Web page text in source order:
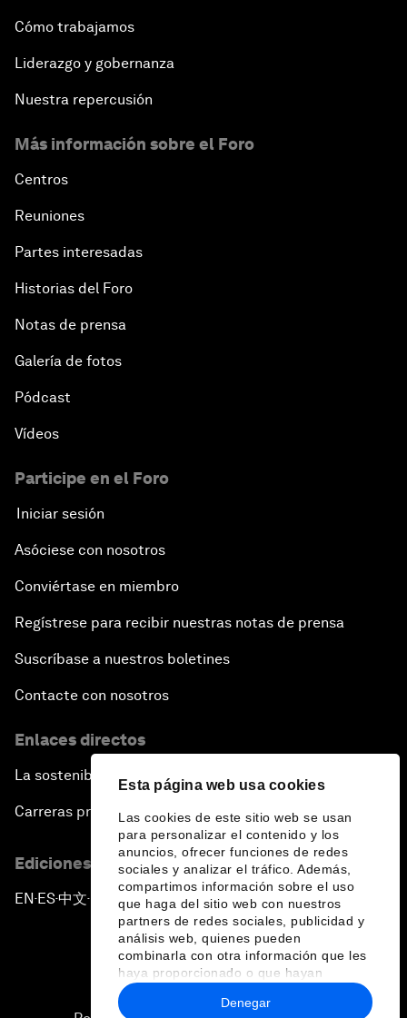
Esta página web usa cookies
Las cookies de este sitio web se usan
para personalizar el contenido y los
anuncios, ofrecer funciones de redes
sociales y analizar el tráfico. Además,
compartimos información sobre el uso
que haga del sitio web con nuestros
partners de redes sociales, publicidad y
análisis web, quienes pueden
combinarla con otra información que les
haya proporcionado o que hayan
recopilado a partir del uso que haya
hecho de sus servicios.
Denegar
Cómo trabajamos
Liderazgo y gobernanza
Nuestra repercusión
Más información sobre el Foro
Centros
Reuniones
Partes interesadas
Historias del Foro
Notas de prensa
Galería de fotos
Pódcast
Vídeos
Participe en el Foro
Iniciar sesión
Asóciese con nosotros
Conviértase en miembro
Regístrese para recibir nuestras notas de prensa
Suscríbase a nuestros boletines
Contacte con nosotros
Enlaces directos
La sostenibilidad en el Foro
Carreras profesionales
Ediciones en otros idiomas
EN ▪ES▪中文▪ 日本語